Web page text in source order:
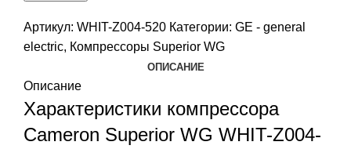
Артикул: WHIT-Z004-520 Категории: GE - general
electric, Компрессоры Superior WG
ОПИСАНИЕ
Описание
Характеристики компрессора
Cameron Superior WG WHIT-Z004-